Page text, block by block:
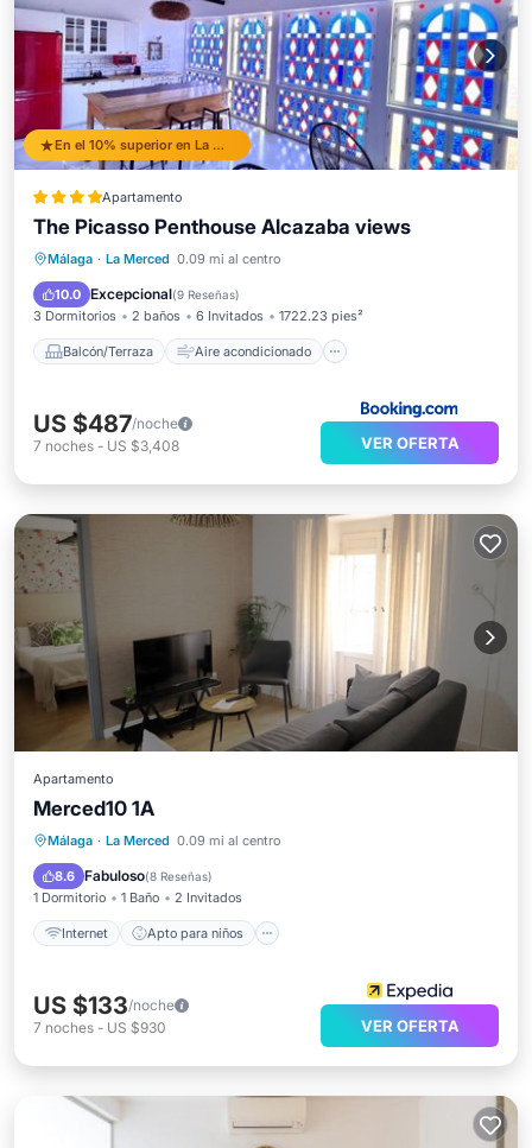
En el 10% superior en La Merced
Apartamento
The Picasso Penthouse Alcazaba views
Málaga · La Merced 0.09 mi al centro
10.0 Excepcional(9 Reseñas)
3 Dormitorios 2 baños 6 Invitados 1722.23 pies²
Balcón/Terraza Aire acondicionado
Balcón/Terraza
Aire acondicionado
Internet
Apto para niños
US $487/noche
7 noches - US $3,408 VER OFERTA
Apartamento
Merced10 1A
Málaga · La Merced 0.09 mi al centro
8.6 Fabuloso(8 Reseñas)
1 Dormitorio 1 Baño 2 Invitados
Internet Apto para niños
Internet
Accesible en silla de ruedas
Accesibilidad
US $133/noche
7 noches - US $930 VER OFERTA